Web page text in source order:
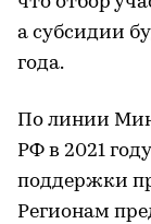
а субсидии
года.
По линии
РФ в 2021
поддержки
Регионам